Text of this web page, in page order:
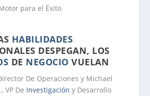
HABILIDADES
DESPEGAN, LOS
DE NEGOCIO VUELAN
De Operaciones y Michael
VP De Investigación y Desarrollo